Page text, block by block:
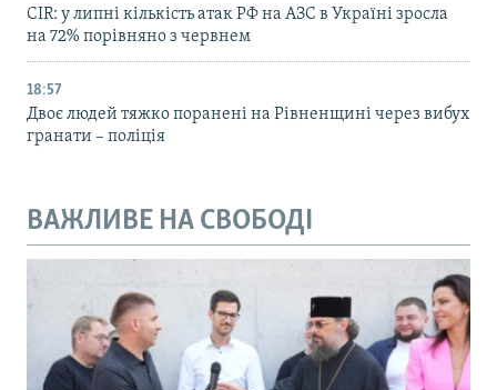
CIR: у липні кількість атак РФ на АЗС в Україні зросла
на 72% порівняно з червнем
18:57
Двоє людей тяжко поранені на Рівненщині через вибух
гранати – поліція
ВАЖЛИВЕ НА СВОБОДІ